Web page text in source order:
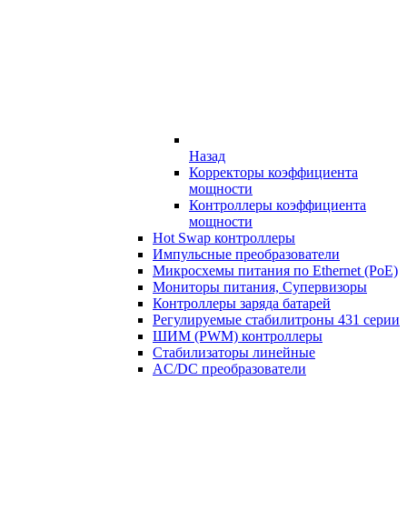
Назад
Корректоры коэффициента
мощности
Контроллеры коэффициента
мощности
Hot Swap контроллеры
Импульсные преобразователи
Микросхемы питания по Ethernet (PoE)
Мониторы питания, Супервизоры
Контроллеры заряда батарей
Регулируемые стабилитроны 431 серии
ШИМ (PWM) контроллеры
Стабилизаторы линейные
AC/DC преобразователи